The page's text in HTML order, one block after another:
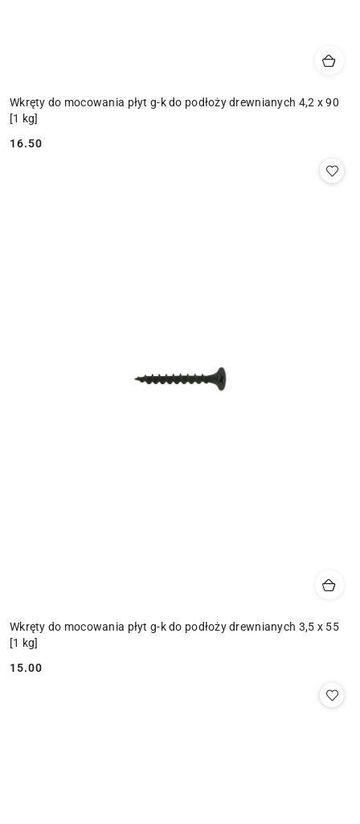
Wkręty do mocowania płyt g-k do podłoży drewnianych 4,2 x 90
[1 kg]
Cena:
16.50
Wkręty do mocowania płyt g-k do podłoży drewnianych 3,5 x 55
[1 kg]
Cena:
15.00